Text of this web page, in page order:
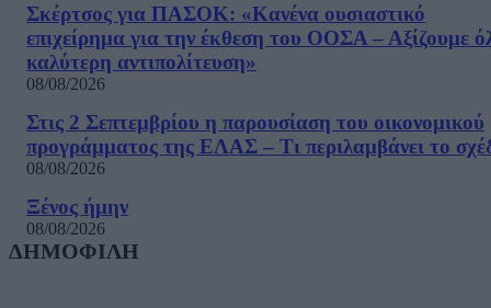
Σκέρτσος για ΠΑΣΟΚ: «Κανένα ουσιαστικό
επιχείρημα για την έκθεση του ΟΟΣΑ – Αξίζουμε
καλύτερη αντιπολίτευση»
08/08/2026
Στις 2 Σεπτεμβρίου η παρουσίαση του οικονομικού
προγράμματος της ΕΛΑΣ – Τι περιλαμβάνει το
08/08/2026
Ξένος ήμην
08/08/2026
ΔΗΜΟΦΙΛΗ